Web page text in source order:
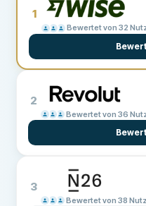
1
Bewertet von 32
2
Bewertet von 36
3
Bewertet von 38